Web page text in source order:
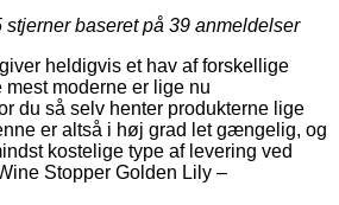
stjerner baseret på 39 anmeldelser
heldigvis et hav af forskellige
mest moderne er lige nu
du så selv henter produkterne lige
er altså i høj grad let gængelig, og
kostelige type af levering ved
Stopper Golden Lily –